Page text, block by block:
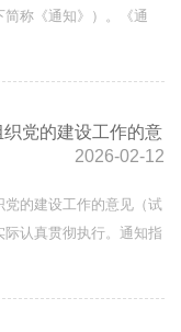
称《通知》）。《通
党的建设工作的意
2026-02-12
的建设工作的意见（试
认真贯彻执行。通知指